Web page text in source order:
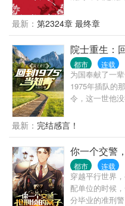
在改为“米饭的米
人情，误入了
里呆一辈子，
成了对弈人。
最新： 第2324章 最终章
院士重生：
都市 连载
为国奉献了一
1975年插队的
令，这一世他
幼薇母女蒙难
的时代！
最新： 完结感言！
你一个交警
都市 连载
穿越平行世界
配单位的时候
分毕业的准刑